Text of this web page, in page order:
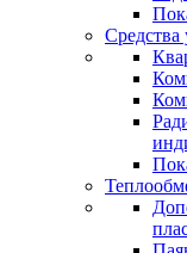
Средства